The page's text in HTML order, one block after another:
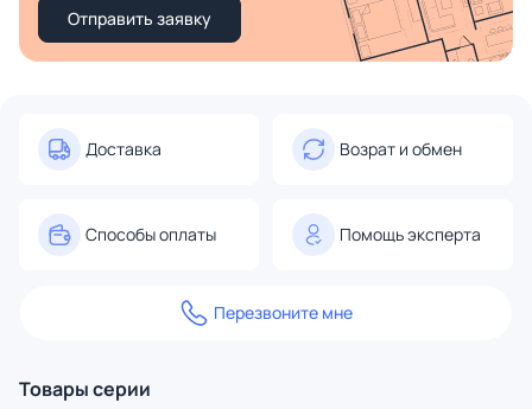
Отправить заявку
Доставка Возрат и обмен
Способы оплаты Помощь эксперта
Перезвоните мне
Товары серии